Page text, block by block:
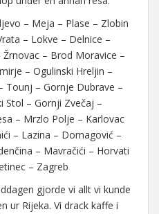
– Meja – Plase – Zlobin
– Lokve – Delnice –
Žrnovac – Brod Moravice –
– Ogulinski Hreljin –
Tounj – Gornje Dubrave –
Stol – Gornji Zvečaj –
– Mrzlo Polje – Karlovac
– Lazina – Domagović –
– Mavračići – Horvati
– Zagreb
gjorde vi allt vi kunde
ur Rijeka. Vi drack kaffe i